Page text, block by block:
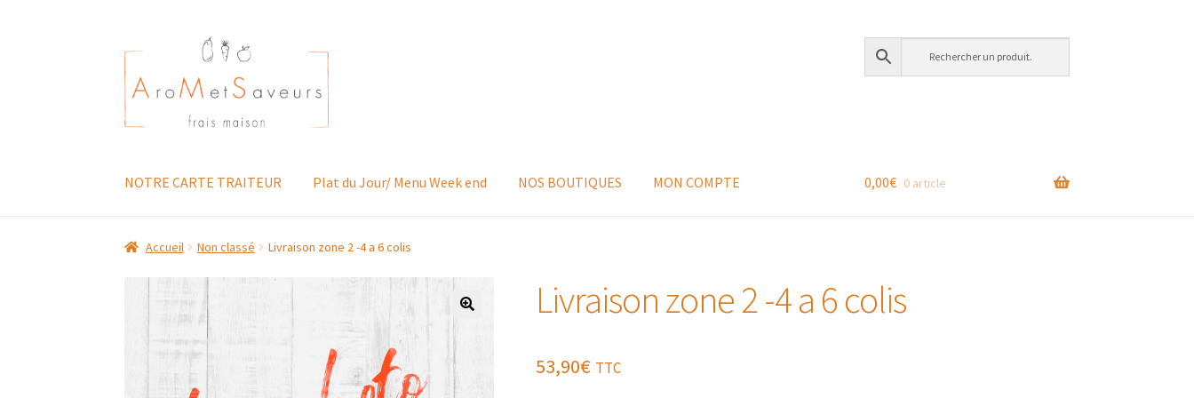
Aller
à
la
navigation
Aller
au
contenu
NOTRE CARTE TRAITEUR Plat du Jour/ Menu Week end NOS BOUTIQUES MON COMPTE 0,00€ 0 article
Accueil Non classé Livraison zone 2 -4 a 6 colis
Livraison zone 2 -4 a 6 colis
53,90€ TTC